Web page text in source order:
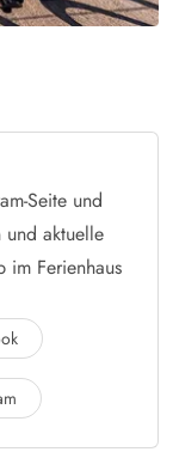
Seite und
und aktuelle
im Ferienhaus